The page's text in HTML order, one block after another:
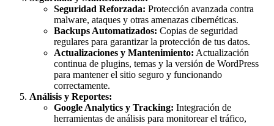
Seguridad Reforzada: Protección avanzada contra
malware, ataques y otras amenazas cibernéticas.
Backups Automatizados: Copias de seguridad
regulares para garantizar la protección de tus datos.
Actualizaciones y Mantenimiento: Actualización
continua de plugins, temas y la versión de WordPress
para mantener el sitio seguro y funcionando
correctamente.
Análisis y Reportes:
Google Analytics y Tracking: Integración de
herramientas de análisis para monitorear el tráfico,